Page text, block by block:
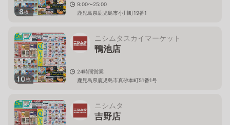
8枚
9:00〜25:00
鹿児島県鹿児島市小川町19番1
10枚
ニシムタスカイマーケット
鴨池店
24時間営業
鹿児島県鹿児島市真砂本町51番1号
ニシムタ
吉野店